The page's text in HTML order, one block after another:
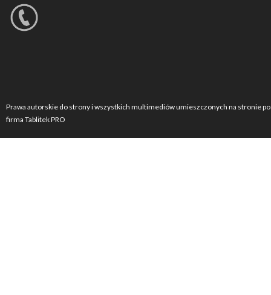
Prawa autorskie do strony i wszystkich multimediów umieszczonych na stronie
firma Tablitek PRO